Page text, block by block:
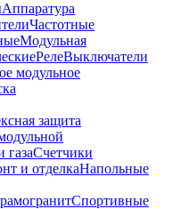
Аппаратура
Частотные
Модульная
РелеВыключатели
модульное
защита
газаСчетчики
и отделкаНапольные
Спортивные